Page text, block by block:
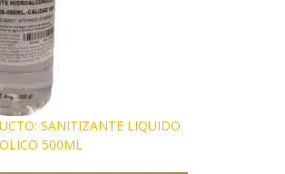
SANITIZANTE LIQUIDO
500ML